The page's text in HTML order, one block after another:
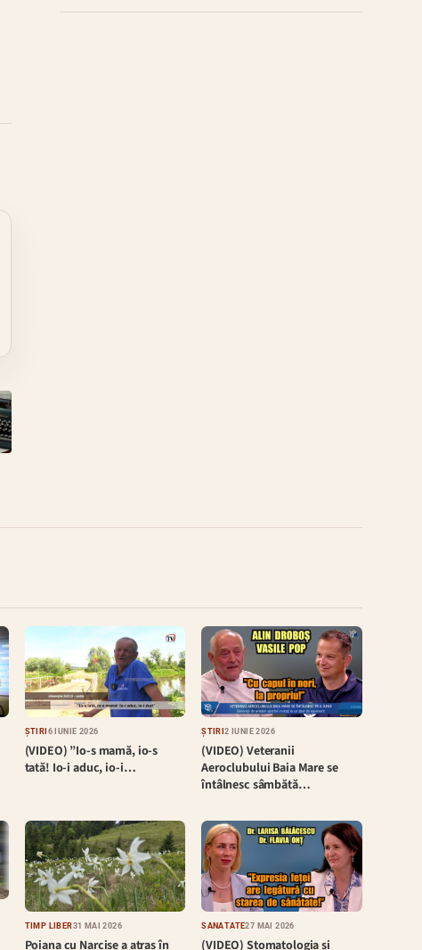
ȘTIRI 6 IUNIE 2026
(VIDEO) ”Io-s mamă, io-s
tată! Io-i aduc, io-i…
ȘTIRI2 IUNIE 2026
(VIDEO) Veteranii
Aeroclubului Baia Mare se
întâlnesc sâmbătă…
TIMP LIBER31 MAI 2026
Poiana cu Narcise a atras în
SĂNĂTATE27 MAI 2026
(VIDEO) Stomatologia și